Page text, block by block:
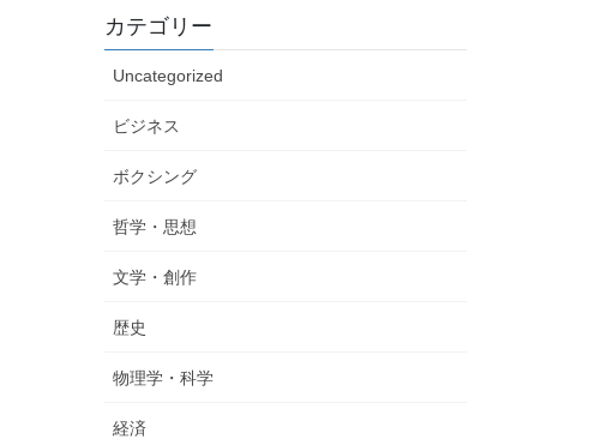
カテゴリー
Uncategorized
ビジネス
ボクシング
哲学・思想
文学・創作
歴史
物理学・科学
経済